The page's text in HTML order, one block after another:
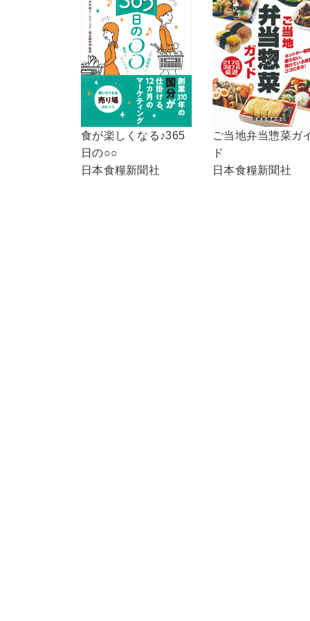
食が楽しくなる♪365
日の○○
日本食糧新聞社
ご当地弁当惣菜ガ
ド
日本食糧新聞社